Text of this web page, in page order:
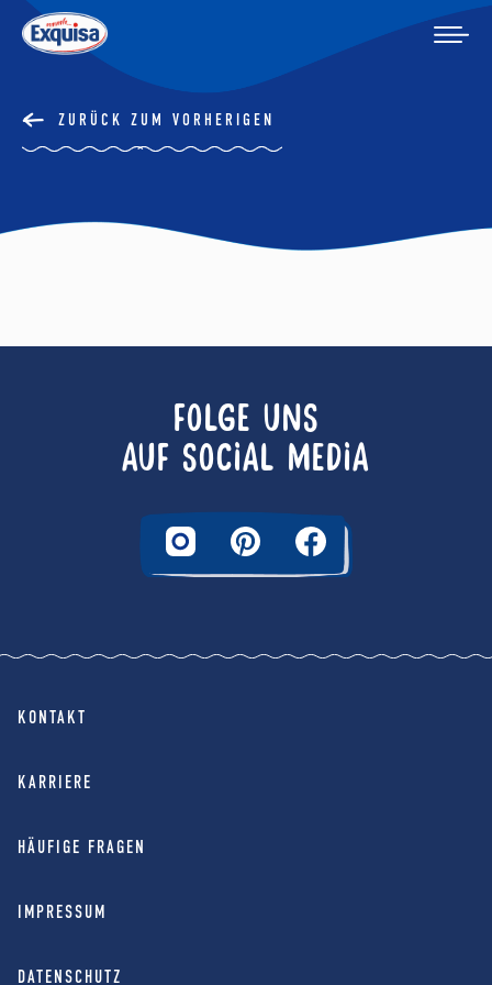
ZURÜCK ZUM VORHERIGEN
FOLGE UNS
AUF SOCIAL MEDIA
KONTAKT
KARRIERE
HÄUFIGE FRAGEN
IMPRESSUM
DATENSCHUTZ